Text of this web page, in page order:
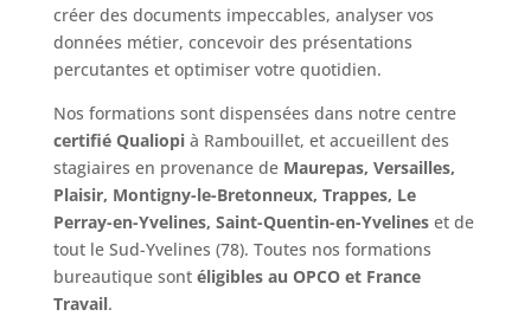
créer des documents impeccables, analyser vos
données métier, concevoir des présentations
percutantes et optimiser votre quotidien.
Nos formations sont dispensées dans notre centre
certifié Qualiopià Rambouillet, et accueillent des
stagiaires en provenance de Maurepas, Versailles,
Plaisir, Montigny-le-Bretonneux, Trappes, Le
Perray-en-Yvelines, Saint-Quentin-en-Yvelineset de
tout le Sud-Yvelines (78). Toutes nos formations
bureautique sont éligibles au OPCO et France
Travail.